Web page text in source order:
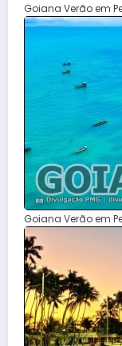
Goiana Verão em
Goiana Verão em